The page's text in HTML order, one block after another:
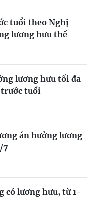
tuổi theo Nghị
lương hưu thế
lương hưu tối đa
tuổi
án hưởng lương
7
có lương hưu, từ 1-